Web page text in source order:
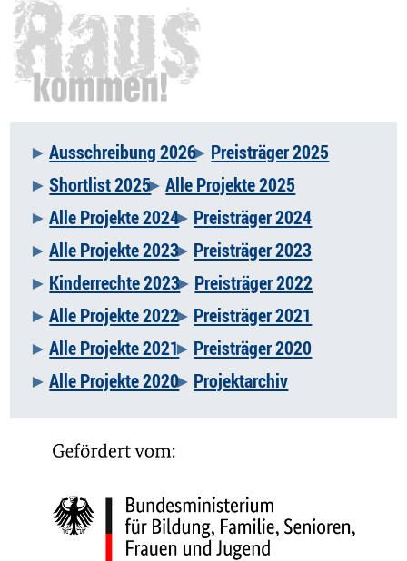
Navigation
überspringen
Ausschreibung 2026
Preisträger 2025
Shortlist 2025 Alle Projekte 2025
Alle Projekte 2024
Preisträger 2024
Alle Projekte 2023
Preisträger 2023
Kinderrechte 2023
Preisträger 2022
Alle Projekte 2022
Preisträger 2021
Alle Projekte 2021
Preisträger 2020
Alle Projekte 2020
Projektarchiv